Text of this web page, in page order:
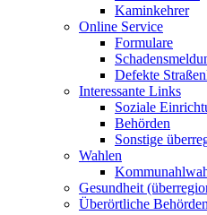
Kaminkehrer
Online Service
Formulare
Defekte
Interessante Links
Soziale
Behörden
Sonstige
Wahlen
Gesundheit
Überörtliche Behörden